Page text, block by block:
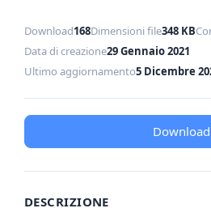
Download168Dimensioni file348 KB
Data di creazione29 Gennaio 2021
Ultimo aggiornamento5 Dicembre
Download
DESCRIZIONE